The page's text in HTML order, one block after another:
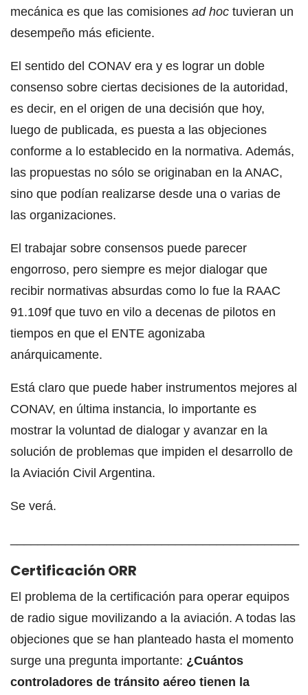
mecánica es que las comisiones ad hoc tuvieran un
desempeño más eficiente.
El sentido del CONAV era y es lograr un doble
consenso sobre ciertas decisiones de la autoridad,
es decir, en el origen de una decisión que hoy,
luego de publicada, es puesta a las objeciones
conforme a lo establecido en la normativa. Además,
las propuestas no sólo se originaban en la ANAC,
sino que podían realizarse desde una o varias de
las organizaciones.
El trabajar sobre consensos puede parecer
engorroso, pero siempre es mejor dialogar que
recibir normativas absurdas como lo fue la RAAC
91.109f que tuvo en vilo a decenas de pilotos en
tiempos en que el ENTE agonizaba
anárquicamente.
Está claro que puede haber instrumentos mejores al
CONAV, en última instancia, lo importante es
mostrar la voluntad de dialogar y avanzar en la
solución de problemas que impiden el desarrollo de
la Aviación Civil Argentina.
Se verá.
Certificación ORR
El problema de la certificación para operar equipos
de radio sigue movilizando a la aviación. A todas las
objeciones que se han planteado hasta el momento
surge una pregunta importante: ¿Cuántos
controladores de tránsito aéreo tienen la